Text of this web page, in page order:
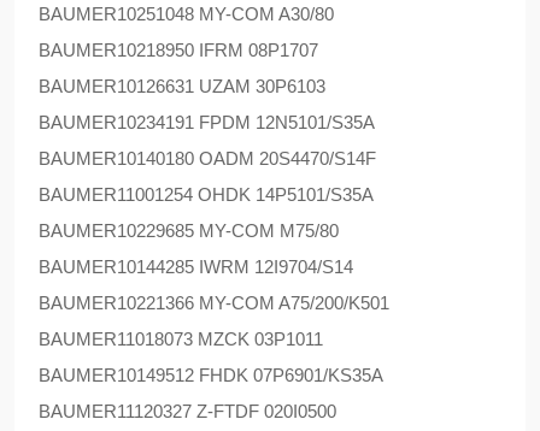
BAUMER10251048 MY-COM A30/80
BAUMER10218950 IFRM 08P1707
BAUMER10126631 UZAM 30P6103
BAUMER10234191 FPDM 12N5101/S35A
BAUMER10140180 OADM 20S4470/S14F
BAUMER11001254 OHDK 14P5101/S35A
BAUMER10229685 MY-COM M75/80
BAUMER10144285 IWRM 12I9704/S14
BAUMER10221366 MY-COM A75/200/K501
BAUMER11018073 MZCK 03P1011
BAUMER10149512 FHDK 07P6901/KS35A
BAUMER11120327 Z-FTDF 020I0500